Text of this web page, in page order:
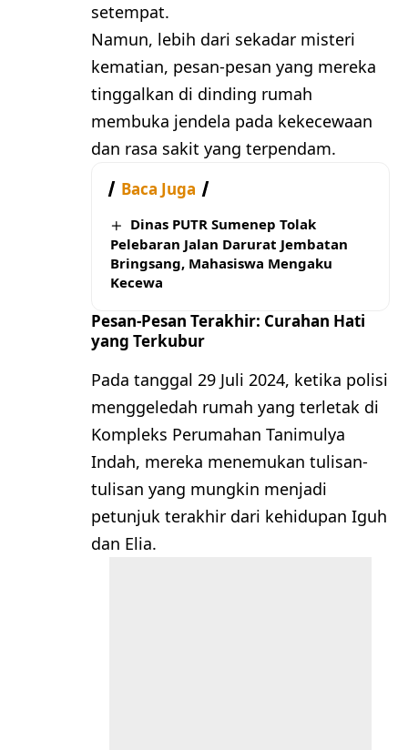
setempat.
Namun, lebih dari sekadar misteri
kematian, pesan-pesan yang mereka
tinggalkan di dinding rumah
membuka jendela pada kekecewaan
dan rasa sakit yang terpendam.
Baca Juga
Dinas PUTR Sumenep Tolak
Pelebaran Jalan Darurat Jembatan
Bringsang, Mahasiswa Mengaku
Kecewa
Pesan-Pesan Terakhir: Curahan Hati
yang Terkubur
Pada tanggal 29 Juli 2024, ketika polisi
menggeledah rumah yang terletak di
Kompleks Perumahan Tanimulya
Indah, mereka menemukan tulisan-
tulisan yang mungkin menjadi
petunjuk terakhir dari kehidupan Iguh
dan Elia.